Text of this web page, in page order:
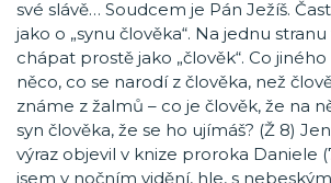
své slávě… Soudcem je Pán Ježíš.
jako o „synu člověka“. Na jednu
chápat prostě jako „člověk“. Co
něco, co se narodí z člověka, než
známe z žalmů – co je člověk, že na
syn člověka, že se ho ujímáš? (Ž 8)
výraz objevil v knize proroka Daniele
jsem v nočním vidění, hle, s